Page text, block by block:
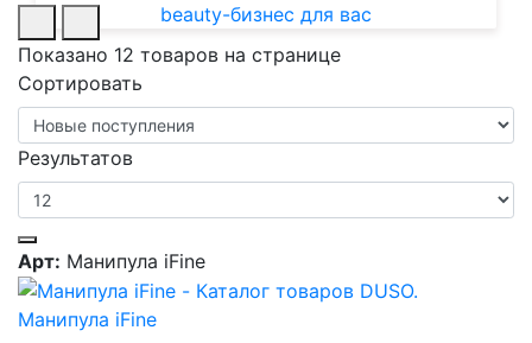
Показано 12 товаров на странице
Сортировать
Результатов
Арт: Манипула iFine
Манипула iFine